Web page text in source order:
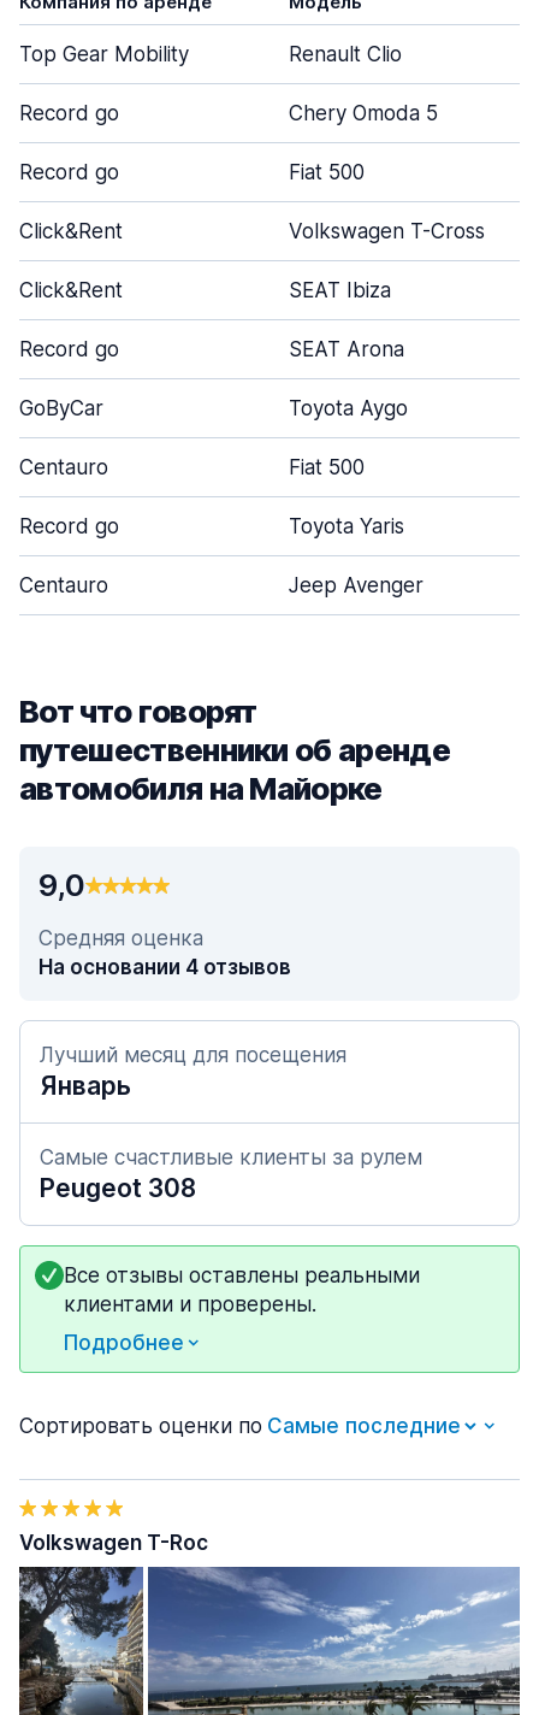
Top Gear Mobility Renault Clio
Record go Chery Omoda 5
Record go Fiat 500
Click&Rent Volkswagen T-Cross
Click&Rent SEAT Ibiza
Record go SEAT Arona
GoByCar Toyota Aygo
Centauro Fiat 500
Record go Toyota Yaris
Centauro Jeep Avenger
Вот что говорят
путешественники об аренде
автомобиля на Майорке
9,0
Средняя оценка
На основании 4 отзывов
Лучший месяц для посещения
Январь
Самые счастливые клиенты за рулем
Peugeot 308
Все отзывы оставлены реальными
клиентами и проверены.
Подробнее
Сортировать оценки по
Volkswagen T-Roc